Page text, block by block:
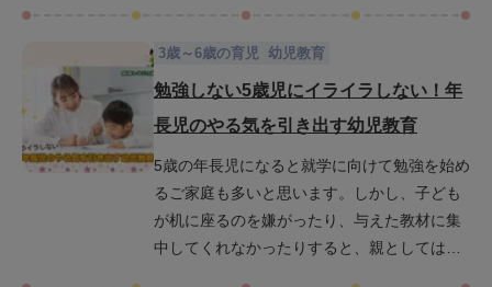
に適した勉強時間の目安や集中時間、習慣化
のコツ、さらに楽しみながら学べる工夫を紹
介します。毎日の小さな積み重ねが子どもの
未来の学びの基盤を着実につくっていきま
す。
3歳～6歳の育児 幼児教育
勉強しない5歳児にイライラしない！年
長児のやる気を引き出す幼児教育
5歳の年長児になると就学に向けて勉強を始め
るご家庭も多いと思います。しかし、子ども
が机に座るのを嫌がったり、与えた教材に集
中してくれなかったりすると、親としては